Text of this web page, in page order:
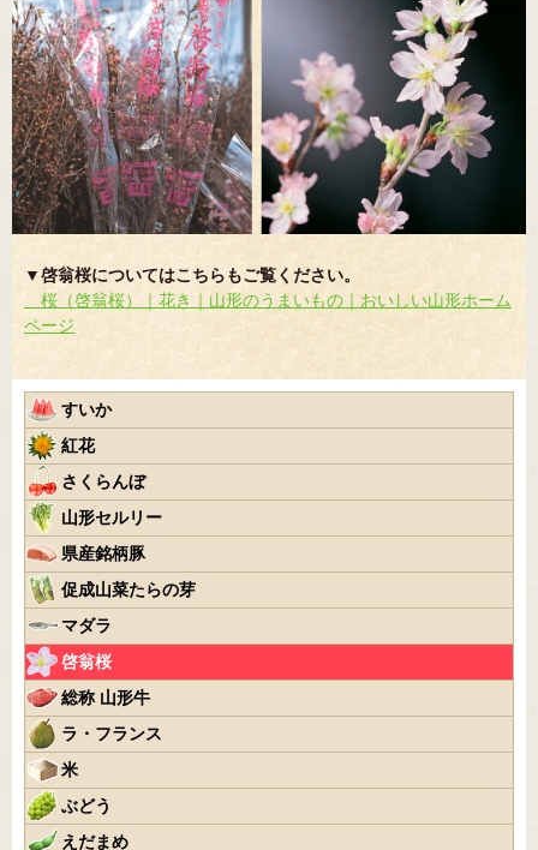
▼啓翁桜についてはこちらもご覧ください。
桜（啓翁桜）｜花き｜山形のうまいもの｜おいしい山形ホーム
ページ
すいか
紅花
さくらんぼ
山形セルリー
県産銘柄豚
促成山菜たらの芽
マダラ
啓翁桜
総称 山形牛
ラ・フランス
米
ぶどう
えだまめ